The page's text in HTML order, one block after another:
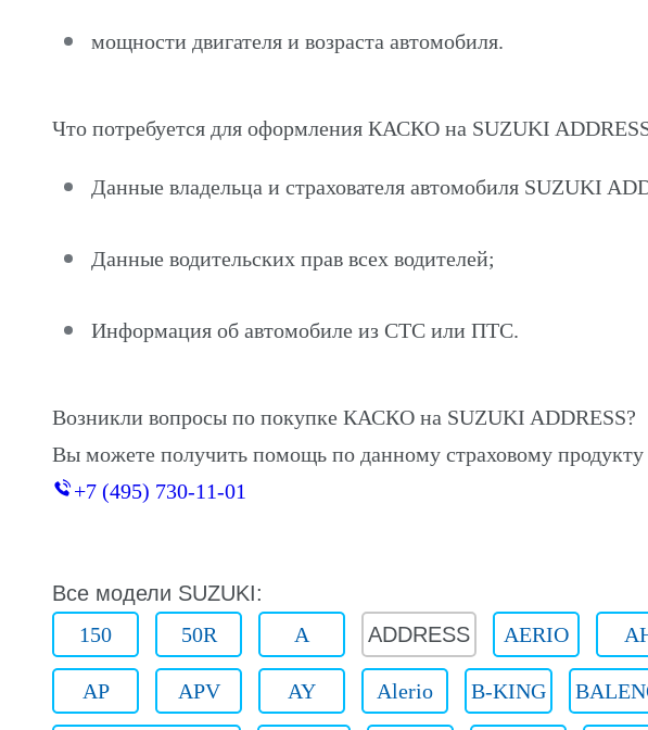
мощности двигателя и возраста автомобиля.
Что потребуется для оформления КАСКО на SUZUKI
Данные владельца и страхователя автомобиля SUZUKI
Данные водительских прав всех водителей;
Информация об автомобиле из СТС или ПТС.
Возникли вопросы по покупке КАСКО на SUZUKI ADDRESS?
Вы можете получить помощь по данному страховому
+7 (495) 730-11-01
Все модели SUZUKI:
150
50R A ADDRESS AERIO
AP APV AY Alerio B-KING